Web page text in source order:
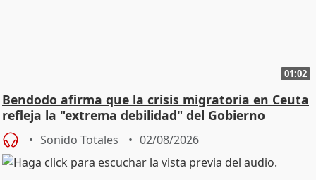
01:02
Bendodo afirma que la crisis migratoria en Ceuta
refleja la "extrema debilidad" del Gobierno
Sonido Totales 02/08/2026